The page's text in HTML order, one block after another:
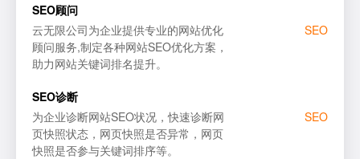
SEO优化诊断搜狗
SEO顾问
SEO
云无限公司为企业提供专业的网站优化
顾问服务,制定各种网站SEO优化方案，
助力网站关键词排名提升。
SEO诊断
SEO
为企业诊断网站SEO状况，快速诊断网
页快照状态，网页快照是否异常，网页
快照是否参与关键词排序等。